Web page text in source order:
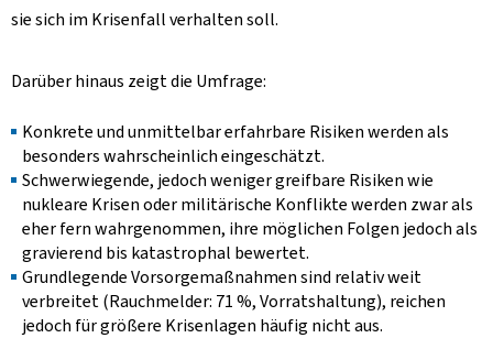
sie sich im Krisenfall verhalten soll.
Darüber hinaus zeigt die Umfrage:
Konkrete und unmittelbar erfahrbare Risiken werden als
besonders wahrscheinlich eingeschätzt.
Schwerwiegende, jedoch weniger greifbare Risiken wie
nukleare Krisen oder militärische Konflikte werden zwar als
eher fern wahrgenommen, ihre möglichen Folgen jedoch als
gravierend bis katastrophal bewertet.
Grundlegende Vorsorgemaßnahmen sind relativ weit
verbreitet (Rauchmelder: 71 %, Vorratshaltung), reichen
jedoch für größere Krisenlagen häufig nicht aus.